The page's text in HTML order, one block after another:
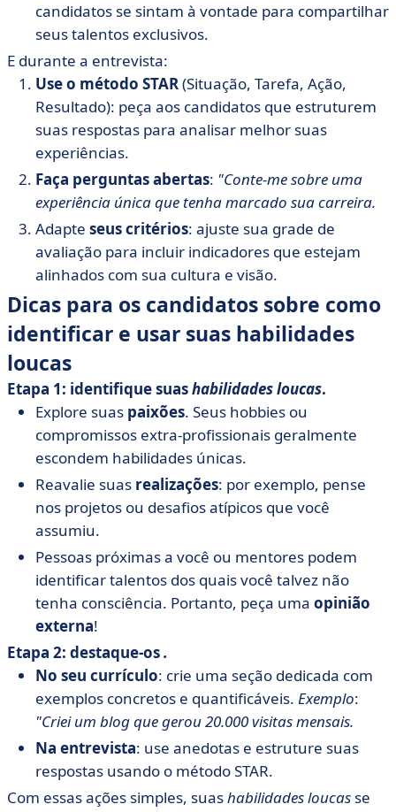
candidatos se sintam à vontade para compartilhar
seus talentos exclusivos.
E durante a entrevista:
Use o método STAR(Situação, Tarefa, Ação,
Resultado): peça aos candidatos que estruturem
suas respostas para analisar melhor suas
experiências.
Faça perguntas abertas: "Conte-me sobre uma
experiência única que tenha marcado sua carreira.
Adapte seus critérios: ajuste sua grade de
avaliação para incluir indicadores que estejam
alinhados com sua cultura e visão.
Dicas para os candidatos sobre como
identificar e usar suas habilidades
loucas
Etapa 1: identifique suashabilidades loucas.
Explore suas paixões. Seus hobbies ou
compromissos extra-profissionais geralmente
escondem habilidades únicas.
Reavalie suas realizações: por exemplo, pense
nos projetos ou desafios atípicos que você
assumiu.
Pessoas próximas a você ou mentores podem
identificar talentos dos quais você talvez não
tenha consciência. Portanto, peça uma opinião
externa!
Etapa 2: destaque-os.
No seu currículo: crie uma seção dedicada com
exemplos concretos e quantificáveis. Exemplo:
"Criei um blog que gerou 20.000 visitas mensais.
Na entrevista: use anedotas e estruture suas
respostas usando o método STAR.
Com essas ações simples, suashabilidades loucas se